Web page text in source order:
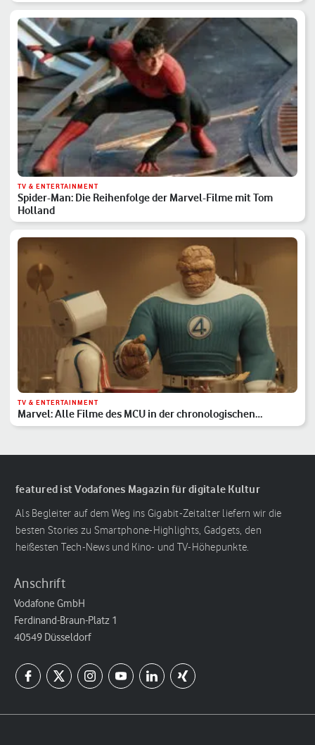
TV & ENTERTAINMENT
Spider-Man: Die Reihenfolge der Marvel-Filme mit Tom
Holland
TV & ENTERTAINMENT
Marvel: Alle Filme des MCU in der chronologischen
Reihenfolge
featured ist Vodafones Magazin für digitale Kultur
Als Begleiter auf dem Weg ins Gigabit-Zeitalter liefern wir die
besten Stories zu Smartphone-Highlights, Gadgets, den
heißesten Tech-News und Kino- und TV-Höhepunkte.
Anschrift
Vodafone GmbH
Ferdinand-Braun-Platz 1
40549 Düsseldorf